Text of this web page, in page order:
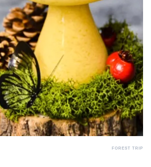
FOREST TRIP